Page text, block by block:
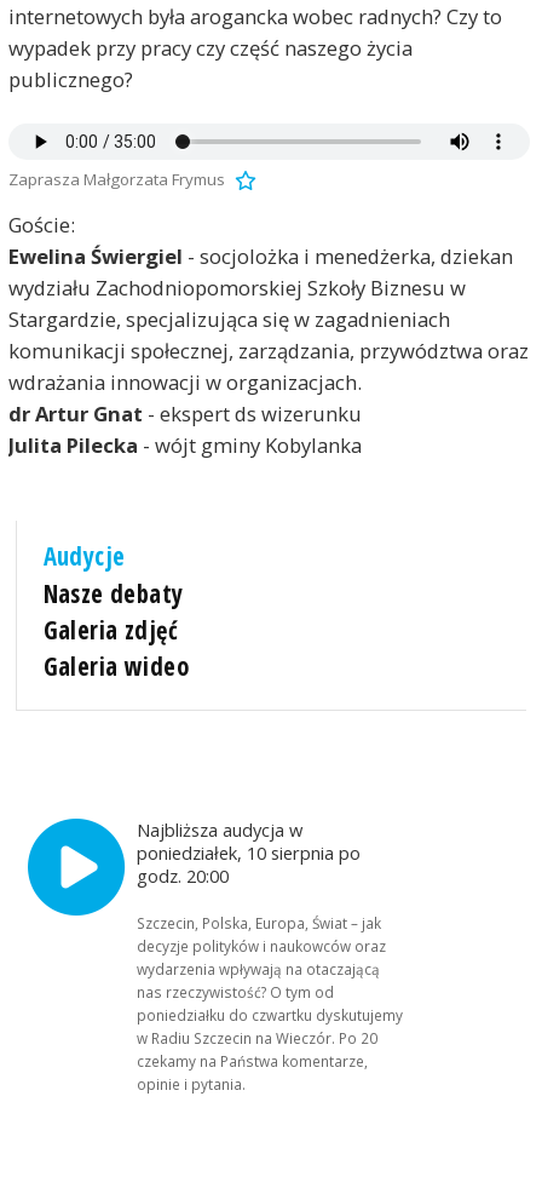
internetowych była arogancka wobec radnych? Czy to
wypadek przy pracy czy część naszego życia
publicznego?
Zaprasza Małgorzata Frymus
Goście:
Ewelina Świergiel - socjolożka i menedżerka, dziekan
wydziału Zachodniopomorskiej Szkoły Biznesu w
Stargardzie, specjalizująca się w zagadnieniach
komunikacji społecznej, zarządzania, przywództwa oraz
wdrażania innowacji w organizacjach.
dr Artur Gnat - ekspert ds wizerunku
Julita Pilecka - wójt gminy Kobylanka
Audycje
Nasze debaty
Galeria zdjęć
Galeria wideo
Najbliższa audycja w
poniedziałek, 10 sierpnia po
godz. 20:00
Szczecin, Polska, Europa, Świat – jak
decyzje polityków i naukowców oraz
wydarzenia wpływają na otaczającą
nas rzeczywistość? O tym od
poniedziałku do czwartku dyskutujemy
w Radiu Szczecin na Wieczór. Po 20
czekamy na Państwa komentarze,
opinie i pytania.